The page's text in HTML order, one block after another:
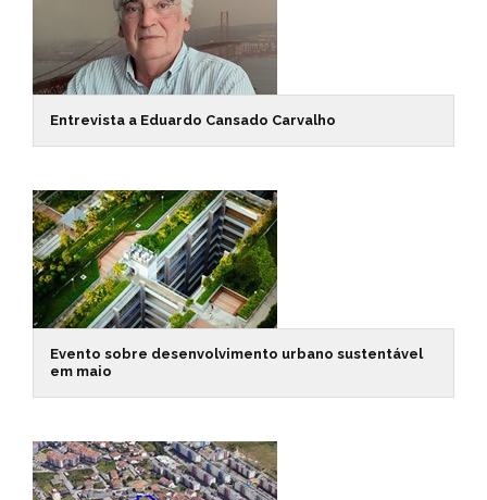
Entrevista a Eduardo Cansado Carvalho
Evento sobre desenvolvimento urbano sustentável
em maio